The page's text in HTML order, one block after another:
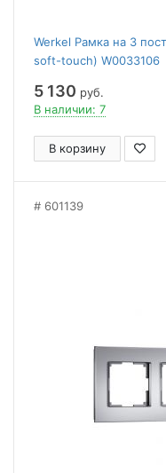
Werkel Рамка на 3
soft-touch) W0033106
5 130 руб.
В наличии: 7
В корзину
601139